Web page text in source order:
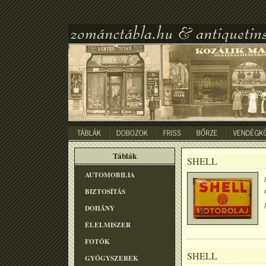
Táblák
AUTOMOBILIA
BIZTOSÍTÁS
DOHÁNY
ÉLELMISZER
FOTÓK
GYÓGYSZEREK
SHELL
SHELL